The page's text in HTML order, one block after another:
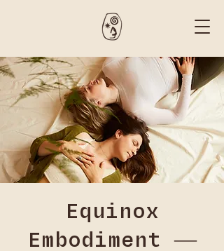
Equinox
Embodiment —